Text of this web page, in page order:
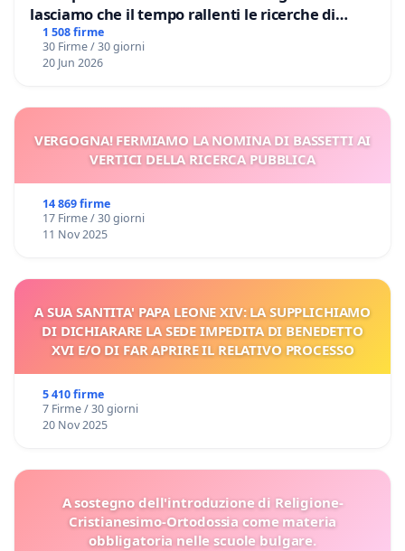
lasciamo che il tempo rallenti le ricerche di
Domenico Racanati
1 508 firme
30 Firme / 30 giorni
20 Jun 2026
VERGOGNA! FERMIAMO LA NOMINA DI BASSETTI AI
VERTICI DELLA RICERCA PUBBLICA
14 869 firme
17 Firme / 30 giorni
11 Nov 2025
A SUA SANTITA' PAPA LEONE XIV: LA SUPPLICHIAMO
DI DICHIARARE LA SEDE IMPEDITA DI BENEDETTO
XVI E/O DI FAR APRIRE IL RELATIVO PROCESSO
5 410 firme
7 Firme / 30 giorni
20 Nov 2025
A sostegno dell'introduzione di Religione-
Cristianesimo-Ortodossia come materia
obbligatoria nelle scuole bulgare.